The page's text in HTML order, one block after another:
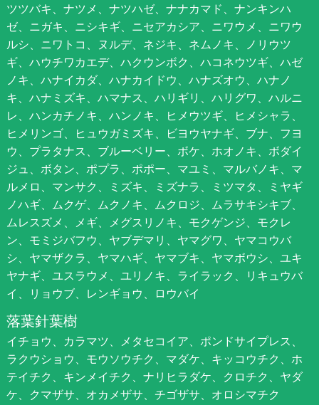
ツツバキ、ナツメ、ナツハゼ、ナナカマド、ナンキンハ
ゼ、ニガキ、ニシキギ、ニセアカシア、ニワウメ、ニワウ
ルシ、ニワトコ、ヌルデ、ネジキ、ネムノキ、ノリウツ
ギ、ハウチワカエデ、ハクウンボク、ハコネウツギ、ハゼ
ノキ、ハナイカダ、ハナカイドウ、ハナズオウ、ハナノ
キ、ハナミズキ、ハマナス、ハリギリ、ハリグワ、ハルニ
レ、ハンカチノキ、ハンノキ、ヒメウツギ、ヒメシャラ、
ヒメリンゴ、ヒュウガミズキ、ビヨウヤナギ、ブナ、フヨ
ウ、プラタナス、ブルーベリー、ボケ、ホオノキ、ボダイ
ジュ、ボタン、ポプラ、ポポー、マユミ、マルバノキ、マ
ルメロ、マンサク、ミズキ、ミズナラ、ミツマタ、ミヤギ
ノハギ、ムクゲ、ムクノキ、ムクロジ、ムラサキシキブ、
ムレスズメ、メギ、メグスリノキ、モクゲンジ、モクレ
ン、モミジバフウ、ヤブデマリ、ヤマグワ、ヤマコウバ
シ、ヤマザクラ、ヤマハギ、ヤマブキ、ヤマボウシ、ユキ
ヤナギ、ユスラウメ、ユリノキ、ライラック、リキュウバ
イ、リョウブ、レンギョウ、ロウバイ
落葉針葉樹
イチョウ、カラマツ、メタセコイア、ポンドサイプレス、
ラクウショウ、モウソウチク、マダケ、キッコウチク、ホ
テイチク、キンメイチク、ナリヒラダケ、クロチク、ヤダ
ケ、クマザサ、オカメザサ、チゴザサ、オロシマチク